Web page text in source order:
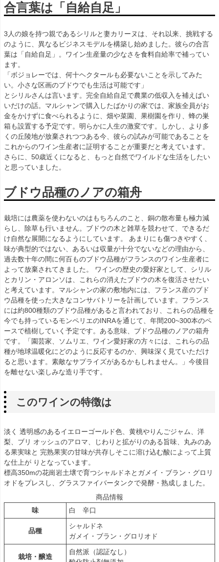
合言葉は「自給自足」
3人の娘を持つ親であるシリルと妻カリーヌは、それ以来、挑戦する
のように、異なるビジネスモデルを構築し始めました。彼らの合言
葉は「自給自足」。ワイン生産量の少なさを食料自給率で補ってい
ます。
「ボジョレーでは、何十ヘクタールも必要ないことを示してみた
い。小さな区画のブドウでも生活は可能です」
とシリルさんは言います。完全自給自足で農業の低収入を補えばい
いだけの話。マルシャンで購入したばかりの家では、家族全員がお
金をかけずに食べられるように、畑や菜園、果樹園を作り、蜂の巣
箱も設置する予定です。明らかに人生の激変です。しかし、より多
くの丘陵地が放棄されつつある今、彼らの試みが可能であることを
これからのワイン生産者に証明することが重要だと考えています。
さらに、50歳近くになると、もっと自然でワイルドな生活をしたい
と思っていました。
ブドウ品種のノアの箱舟
栽培には農薬を使わないのはもちろんのこと、銅の散布量も極力減
らし、除草も行いません。ブドウの木と雑草を競わせて、できるだ
け自然な展開になるようにしています。 あまりにも傷つきやすく、
味が典型的ではない、あるいは収量が十分でないなどの理由から、
過去数十年の間に何百ものブドウ品種がフランスのワイン生産者に
よって放棄されてきました。 ワインの歴史の愛好家として、シリル
とカリン・アロンソは、これらの消えたブドウの木を復活させたい
と考えています。マルシャンの家の敷地内には、フランス産のブド
ウ品種を使った大きなコンサバトリーを計画しています。フランス
には約800種類のブドウ品種があると言われており、これらの品種を
今でも持っているモンペリエのINRAを通じて、年間200~300本のペ
ースで植樹していく予定です。ある意味、ブドウ品種のノアの箱舟
です。「園芸家、ソムリエ、ワイン愛好家の方々には、これらの品
種が地球温暖化にどのように反応するのか、興味深く見ていただけ
ると思います。素敵なサプライズがあるかもしれません。」今後目
を離せない楽しみな造り手です。
このワインの特徴は
淡く 透明感のあるイエローゴールド色、黄桃やりんごジャム、洋
梨、ブリ オッシュのアロマ、じわりと拡がりのある旨味、丸みのあ
る果実味と 完熟果実の甘味が共存しそこに溶け込む酸によって上質
な仕上が りとなっています。
標高350mの花崗岩土壌で育つシャルドネとガメイ・ブラン・グロリ
オドをプレスし、グラスファイバータンクで発酵・熟成しました。
商品情報
味
白 辛口
品種
シャルドネ
ガメイ・ブラン・グロリオド
栽培・醸造
自然派（認証なし）